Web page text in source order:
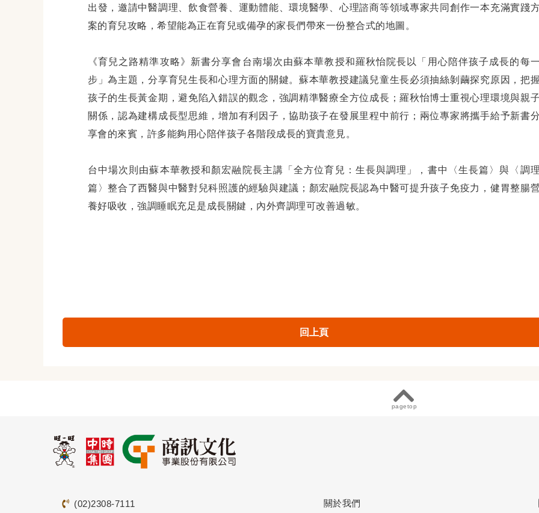
出發，邀請中醫調理、飲食營養、運動體能、環境醫學、心理諮商等領域專家共同創作一本充滿實踐
案的育兒攻略，希望能為正在育兒或備孕的家長們帶來一份整合式的地圖。
《育兒之路精準攻略》新書分享會台南場次由蘇本華教授和羅秋怡院長以「用心陪伴孩子成長的每一
步」為主題，分享育兒生長和心理方面的關鍵。蘇本華教授建議兒童生長必須抽絲剝繭探究原因，把握
孩子的生長黃金期，避免陷入錯誤的觀念，強調精準醫療全方位成長；羅秋怡博士重視心理環境與親子
關係，認為建構成長型思維，增加有利因子，協助孩子在發展里程中前行；兩位專家將攜手給予新書分
享會的來賓，許多能夠用心陪伴孩子各階段成長的寶貴意見。
台中場次則由蘇本華教授和顏宏融院長主講「全方位育兒：生長與調理」，書中〈生長篇〉與〈調理
篇〉整合了西醫與中醫對兒科照護的經驗與建議；顏宏融院長認為中醫可提升孩子免疫力，健胃整腸
養好吸收，強調睡眠充足是成長關鍵，內外齊調理可改善過敏。
回上頁
pagetop
(02)2308-7111 關於我們